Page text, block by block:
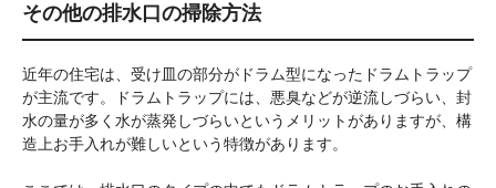
その他の排水口の掃除方法
近年の住宅は、受け皿の部分がドラム型になったドラムトラップ
が主流です。ドラムトラップには、悪臭などが逆流しづらい、封
水の量が多く水が蒸発しづらいというメリットがありますが、構
造上お手入れが難しいという特徴があります。